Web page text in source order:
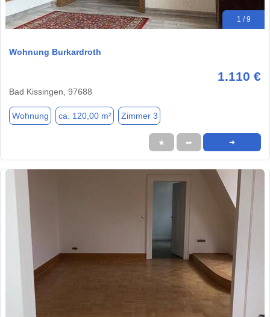
1 / 9
Wohnung Burkardroth
1.110 €
Bad Kissingen, 97688
Wohnung ca. 120,00 m² Zimmer 3
★ ➦ ➜